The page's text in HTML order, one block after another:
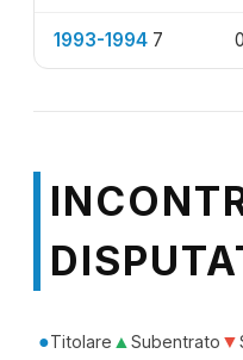
1993-1994 7 0
●Titolare ▲Subentrato ▼